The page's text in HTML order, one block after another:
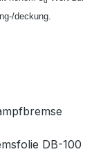
deckung.
DB-100